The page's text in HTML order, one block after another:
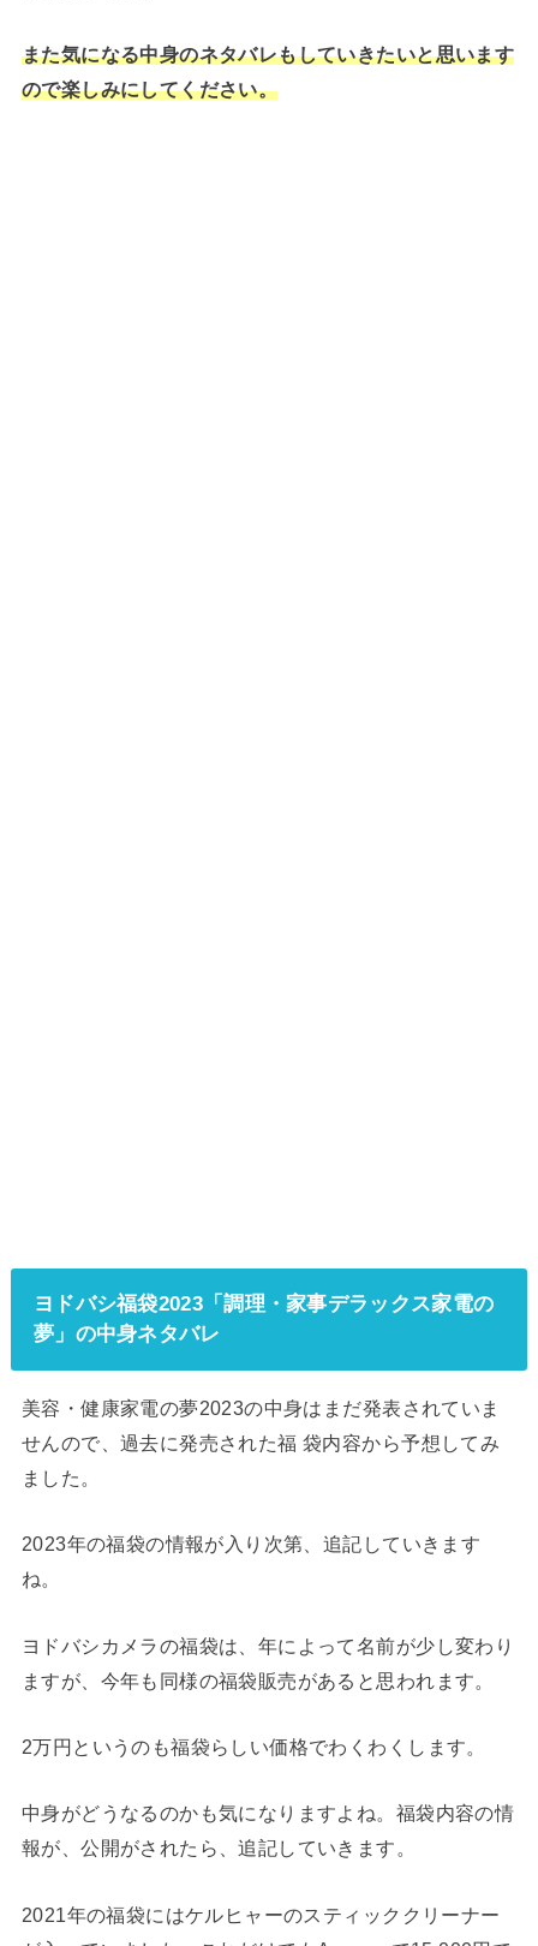
また気になる中身のネタバレもしていきたいと思います
ので楽しみにしてください。
ヨドバシ福袋2023「調理・家事デラックス家電の
夢」の中身ネタバレ
美容・健康家電の夢2023の中身はまだ発表されていま
せんので、過去に発売された福 袋内容から予想してみ
ました。
2023年の福袋の情報が入り次第、追記していきます
ね。
ヨドバシカメラの福袋は、年によって名前が少し変わり
ますが、今年も同様の福袋販売があると思われます。
2万円というのも福袋らしい価格でわくわくします。
中身がどうなるのかも気になりますよね。福袋内容の情
報が、公開がされたら、追記していきます。
2021年の福袋にはケルヒャーのスティッククリーナー